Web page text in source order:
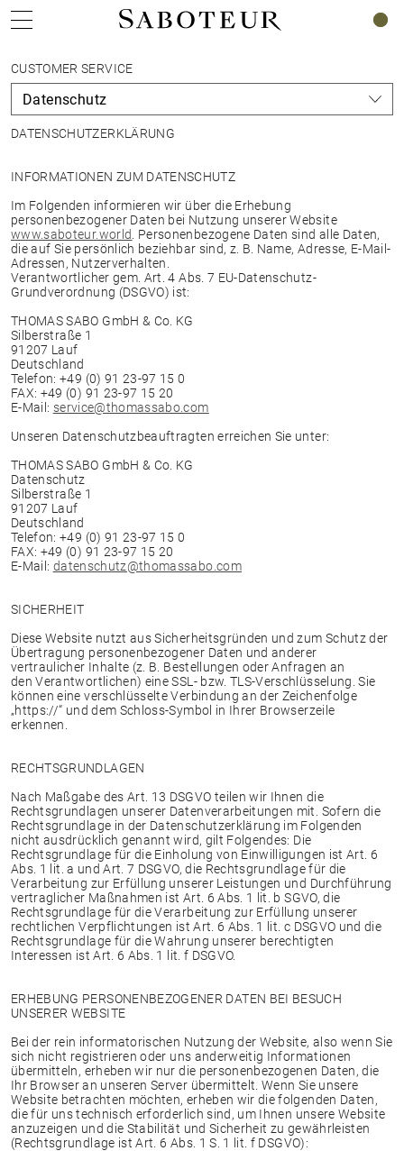
CUSTOMER SERVICE
DATENSCHUTZERKLÄRUNG
INFORMATIONEN ZUM DATENSCHUTZ
Im Folgenden informieren wir über die Erhebung
personenbezogener Daten bei Nutzung unserer Website
www.saboteur.world
. Personenbezogene Daten sind alle Daten,
die auf Sie persönlich beziehbar sind, z. B. Name, Adresse, E-Mail-
Adressen, Nutzerverhalten.
Verantwortlicher gem. Art. 4 Abs. 7 EU-Datenschutz-
Grundverordnung (DSGVO) ist:
THOMAS SABO GmbH & Co. KG
Silberstraße 1
91207 Lauf
Deutschland
Telefon: +49 (0) 91 23-97 15 0
FAX: +49 (0) 91 23-97 15 20
E-Mail: service@thomassabo.com
Unseren Datenschutzbeauftragten erreichen Sie unter:
THOMAS SABO GmbH & Co. KG
Datenschutz
Silberstraße 1
91207 Lauf
Deutschland
Telefon: +49 (0) 91 23-97 15 0
FAX: +49 (0) 91 23-97 15 20
E-Mail: datenschutz@thomassabo.com
SICHERHEIT
Diese Website nutzt aus Sicherheitsgründen und zum Schutz der
Übertragung personenbezogener Daten und anderer
vertraulicher Inhalte (z. B. Bestellungen oder Anfragen an
den Verantwortlichen) eine SSL- bzw. TLS-Verschlüsselung. Sie
können eine verschlüsselte Verbindung an der Zeichenfolge
„https://“ und dem Schloss-Symbol in Ihrer Browserzeile
erkennen.
RECHTSGRUNDLAGEN
Nach Maßgabe des Art. 13 DSGVO teilen wir Ihnen die
Rechtsgrundlagen unserer Datenverarbeitungen mit. Sofern die
Rechtsgrundlage in der Datenschutzerklärung im Folgenden
nicht ausdrücklich genannt wird, gilt Folgendes: Die
Rechtsgrundlage für die Einholung von Einwilligungen ist Art. 6
Abs. 1 lit. a und Art. 7 DSGVO, die Rechtsgrundlage für die
Verarbeitung zur Erfüllung unserer Leistungen und Durchführung
vertraglicher Maßnahmen ist Art. 6 Abs. 1 lit. b SGVO, die
Rechtsgrundlage für die Verarbeitung zur Erfüllung unserer
rechtlichen Verpflichtungen ist Art. 6 Abs. 1 lit. c DSGVO und die
Rechtsgrundlage für die Wahrung unserer berechtigten
Interessen ist Art. 6 Abs. 1 lit. f DSGVO.
ERHEBUNG PERSONENBEZOGENER DATEN BEI BESUCH
UNSERER WEBSITE
Bei der rein informatorischen Nutzung der Website, also wenn Sie
sich nicht registrieren oder uns anderweitig Informationen
übermitteln, erheben wir nur die personenbezogenen Daten, die
Ihr Browser an unseren Server übermittelt. Wenn Sie unsere
Website betrachten möchten, erheben wir die folgenden Daten,
die für uns technisch erforderlich sind, um Ihnen unsere Website
anzuzeigen und die Stabilität und Sicherheit zu gewährleisten
(Rechtsgrundlage ist Art. 6 Abs. 1 S. 1 lit. f DSGVO):